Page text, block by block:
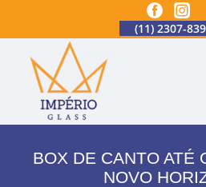
(11) 2307-
BOX DE CANTO ATÉ
NOVO